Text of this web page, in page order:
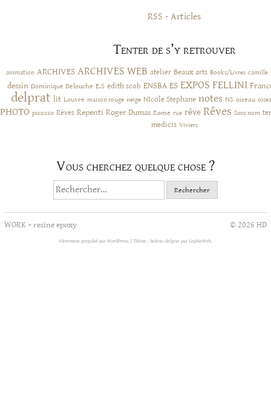
RSS - Articles
Tenter de s’y retrouver
animation ARCHIVES ARCHIVES WEB atelier Beaux arts Books/Livres camille
dessin Dominique Delouche E.S edith scob ENSBA ES EXPOS FELLINI
delprat lit Louvre maison rouge neige NIcole Stephane notes NS oiseau
PHOTO picasso Rêves Repenti Roger Dumas Rome rue rêve Rêves Sans nom
medicis Viviers
Vous cherchez quelque chose ?
Rechercher :
WORK>resine epoxy © 2026 HD
Fièrement propulsé par WordPress. Thème : helene-delprat par SophieWeb.